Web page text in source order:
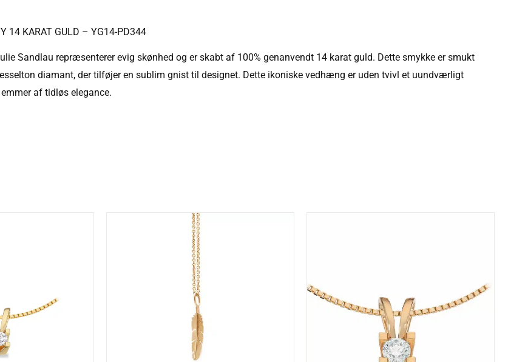
14 KARAT GULD – YG14-PD344
Sandlau repræsenterer evig skønhed og er skabt af 100% genanvendt 14 karat guld. Dette smykke er smukt
diamant, der tilføjer en sublim gnist til designet. Dette ikoniske vedhæng er uden tvivl et uundværligt
af tidløs elegance.